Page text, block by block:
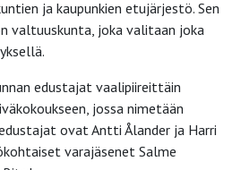
ja kaupunkien etujärjestö. Sen
valtuuskunta, joka valitaan joka
edustajat vaalipiireittäin
jossa nimetään
ovat Antti Ålander ja Harri
varajäsenet Salme